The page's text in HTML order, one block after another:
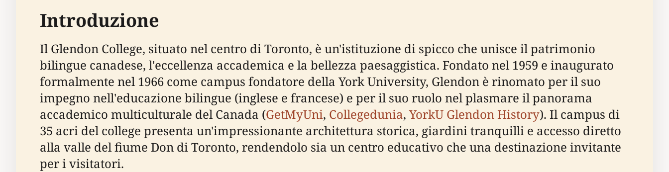
Introduzione
Il Glendon College, situato nel centro di Toronto, è un'istituzione di spicco che unisce il patrimonio
bilingue canadese, l'eccellenza accademica e la bellezza paesaggistica. Fondato nel 1959 e inaugurato
formalmente nel 1966 come campus fondatore della York University, Glendon è rinomato per il suo
impegno nell'educazione bilingue (inglese e francese) e per il suo ruolo nel plasmare il panorama
accademico multiculturale del Canada (GetMyUni, Collegedunia, YorkU Glendon History). Il campus di
35 acri del college presenta un'impressionante architettura storica, giardini tranquilli e accesso diretto
alla valle del fiume Don di Toronto, rendendolo sia un centro educativo che una destinazione invitante
per i visitatori.